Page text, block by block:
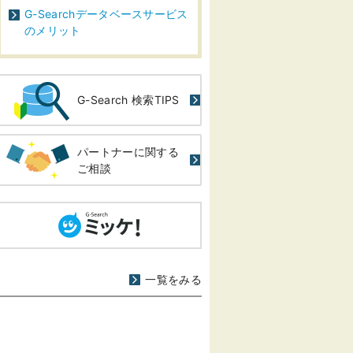
G-Searchデータベースサービス
のメリット
G-Search 検索TIPS
パートナーに関する
ご相談
一覧をみる